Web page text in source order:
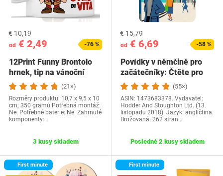
od € 2,49
€ 10,19
-76 %
12Print Funny Brontolo
hrnek, tip na vánoční
dárek a…
(21×)
Rozměry produktu: 10,7 x 9,5 x 10
cm; 350 gramů Potřebná montáž:
Ne. Potřebné baterie: Ne. Zahrnuté
komponenty:…
3 kusy skladem
od € 6,69
€ 15,79
-58 %
Povídky v němčině pro
začátečníky: Čtěte pro
radost na své…(55×)
ASIN: 1473683378. Vydavatel:
Hodder And Stoughton Ltd. (13.
listopadu 2018). Jazyk: angličtina.
Brožovaná: 262 stran.…
Posledné 2 kusy skladem
First minute First minute